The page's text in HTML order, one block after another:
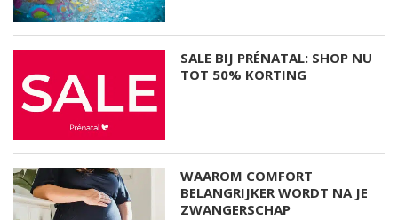
SALE BIJ PRÉNATAL: SHOP NU
TOT 50% KORTING
WAAROM COMFORT
BELANGRIJKER WORDT NA JE
ZWANGERSCHAP